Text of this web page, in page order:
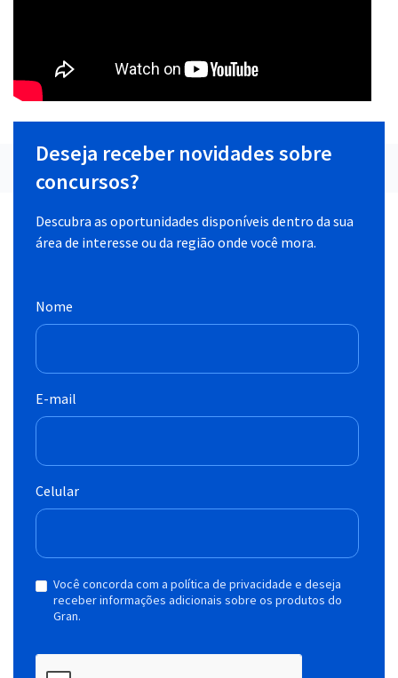
Deseja receber novidades sobre
concursos?
Descubra as oportunidades disponíveis dentro da sua
área de interesse ou da região onde você mora.
Nome
E-mail
Celular
Você concorda com a política de privacidade e deseja
receber informações adicionais sobre os produtos do
Gran.